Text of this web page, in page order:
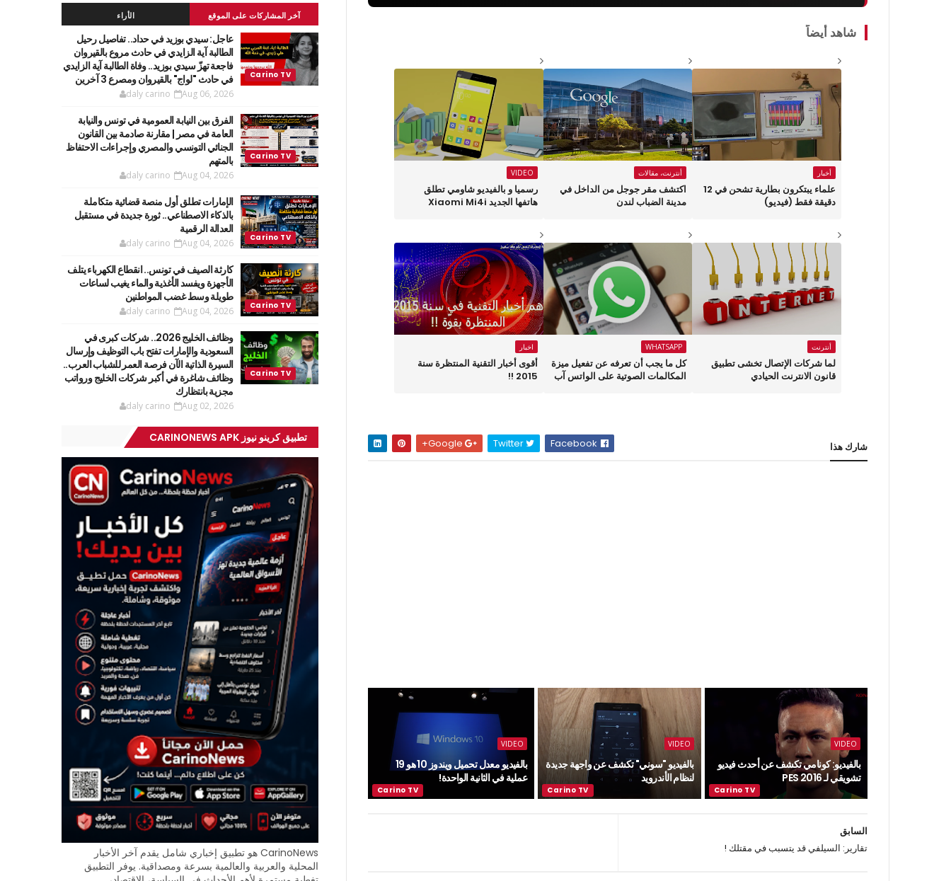
شاهد أيضاً
أخبار
علماء يبتكرون بطارية تشحن في 12
دقيقة فقط (فيديو)
أنترنت، مقالات
اكتشف مقر جوجل من الداخل في
مدينة الضباب لندن
VIDEO
رسميا و بالفيديو شاومي تطلق
هاتفها الجديد Xiaomi Mi4i
أنترنت
لما شركات الإتصال تخشى تطبيق
قانون الانترنت الحيادي
WHATSAPP
كل ما يجب أن تعرفه عن تفعيل ميزة
المكالمات الصوتية على الواتس آب
اخبار
أقوى أخبار التقنية المنتظرة سنة
2015 !!
شارك هذا Twitter
VIDEO
بالفيديو: كونامي تكشف عن أحدث فيديو
تشويقي لـ PES 2016
VIDEO
بالفيديو "سوني" تكشف عن واجهة جديدة
لنظام الأندرويد
VIDEO
بالفيديو معدل تحميل ويندوز 10 هو 19
عملية في الثانية الواحدة!
السابق
تقارير: السيلفي قد يتسبب في مقتلك !
آخر المشاركات على الموقع الأراء
عاجل: سيدي بوزيد في حداد.. تفاصيل رحيل
الطالبة آية الزايدي في حادث مروع بالقيروان
فاجعة تهزّ سيدي بوزيد.. وفاة الطالبة آية الزايدي
في حادث "لواج" بالقيروان ومصرع 3 آخرين
daly carino Aug 06, 2026
الفرق بين النيابة العمومية في تونس والنيابة
العامة في مصر | مقارنة صادمة بين القانون
الجنائي التونسي والمصري وإجراءات الاحتفاظ
بالمتهم
daly carino Aug 04, 2026
الإمارات تطلق أول منصة قضائية متكاملة
بالذكاء الاصطناعي.. ثورة جديدة في مستقبل
العدالة الرقمية
daly carino Aug 04, 2026
كارثة الصيف في تونس.. انقطاع الكهرباء يتلف
الأجهزة ويفسد الأغذية والماء يغيب لساعات
طويلة وسط غضب المواطنين
daly carino Aug 04, 2026
وظائف الخليج 2026.. شركات كبرى في
السعودية والإمارات تفتح باب التوظيف وإرسال
السيرة الذاتية الآن فرصة العمر للشباب العرب..
وظائف شاغرة في أكبر شركات الخليج ورواتب
مجزية بانتظارك
daly carino Aug 02, 2026
تطبيق كرينو نيوز CARINONEWS APK
CarinoNews هو تطبيق إخباري شامل يقدم آخر الأخبار
المحلية والعربية والعالمية بسرعة ومصداقية. يوفر التطبيق